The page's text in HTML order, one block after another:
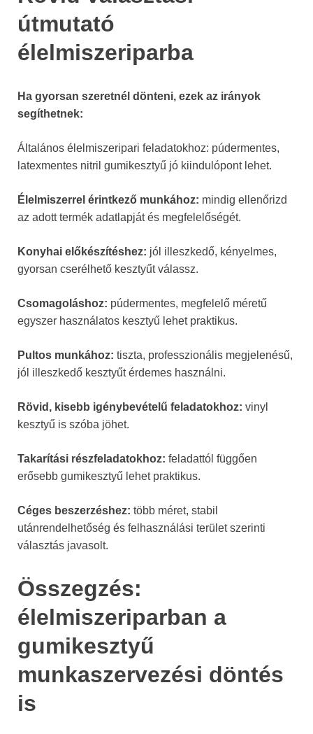
útmutató
élelmiszeriparba
Ha gyorsan szeretnél dönteni, ezek az irányok
segíthetnek:
Általános élelmiszeripari feladatokhoz: púdermentes,
latexmentes nitril gumikesztyű jó kiindulópont lehet.
Élelmiszerrel érintkező munkához: mindig ellenőrizd
az adott termék adatlapját és megfelelőségét.
Konyhai előkészítéshez: jól illeszkedő, kényelmes,
gyorsan cserélhető kesztyűt válassz.
Csomagoláshoz: púdermentes, megfelelő méretű
egyszer használatos kesztyű lehet praktikus.
Pultos munkához: tiszta, professzionális megjelenésű,
jól illeszkedő kesztyűt érdemes használni.
Rövid, kisebb igénybevételű feladatokhoz: vinyl
kesztyű is szóba jöhet.
Takarítási részfeladatokhoz: feladattól függően
erősebb gumikesztyű lehet praktikus.
Céges beszerzéshez: több méret, stabil
utánrendelhetőség és felhasználási terület szerinti
választás javasolt.
Összegzés:
élelmiszeriparban a
gumikesztyű
munkaszervezési döntés
is